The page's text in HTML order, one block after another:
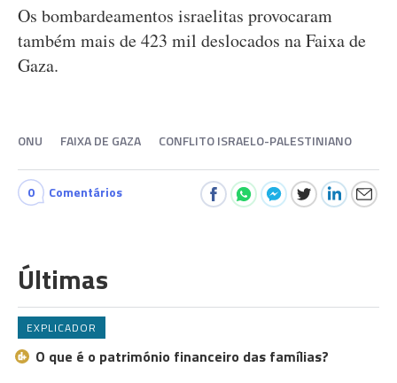
Os bombardeamentos israelitas provocaram
também mais de 423 mil deslocados na Faixa de
Gaza.
ONU FAIXA DE GAZA CONFLITO ISRAELO-PALESTINIANO
0 Comentários
Últimas
EXPLICADOR
O que é o património financeiro das famílias?